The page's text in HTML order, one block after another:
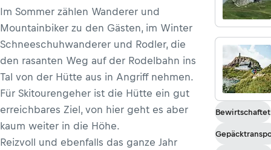
Im Sommer zählen Wanderer und
Mountainbiker zu den Gästen, im Winter
Schneeschuhwanderer und Rodler, die
den rasanten Weg auf der Rodelbahn ins
Tal von der Hütte aus in Angriff nehmen.
Für Skitourengeher ist die Hütte ein gut
erreichbares Ziel, von hier geht es aber
kaum weiter in die Höhe.
Reizvoll und ebenfalls das ganze Jahr
Bewirtschaftet